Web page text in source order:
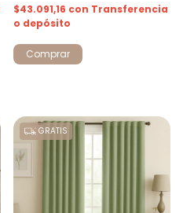
$43.091,16 con Transferencia
o depósito
Comprar
GRATIS